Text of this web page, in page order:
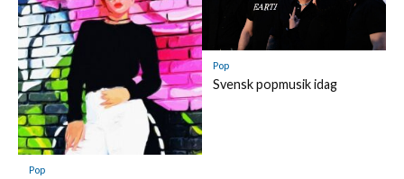
Pop
Pop
Svensk popmusik idag